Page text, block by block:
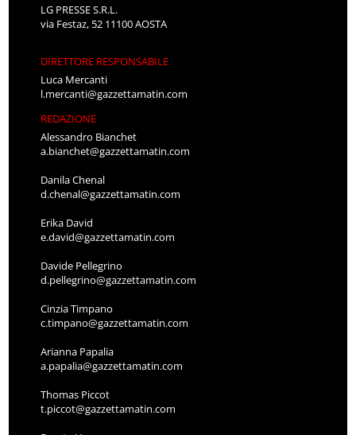
LG PRESSE S.R.L.
via Festaz, 52 11100 AOSTA
DIRETTORE RESPONSABILE
Luca Mercanti
l.mercanti@gazzettamatin.com
REDAZIONE
Alessandro Bianchet
a.bianchet@gazzettamatin.com
Danila Chenal
d.chenal@gazzettamatin.com
Erika David
e.david@gazzettamatin.com
Davide Pellegrino
d.pellegrino@gazzettamatin.com
Cinzia Timpano
c.timpano@gazzettamatin.com
Arianna Papalia
a.papalia@gazzettamatin.com
Thomas Piccot
t.piccot@gazzettamatin.com